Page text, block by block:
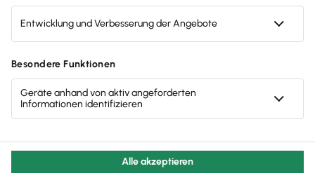
Steuerrechner-Übersicht Glossar Widerruf